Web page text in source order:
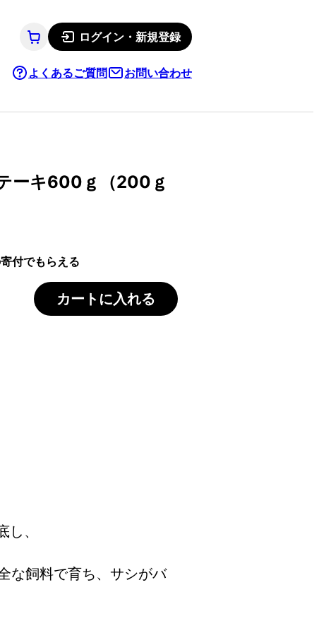
ログイン・新規登録
よくあるご質問 お問い合わせ
ーキ600ｇ（200ｇ
付でもらえる
カートに入れる
、
な飼料で育ち、サシがバ